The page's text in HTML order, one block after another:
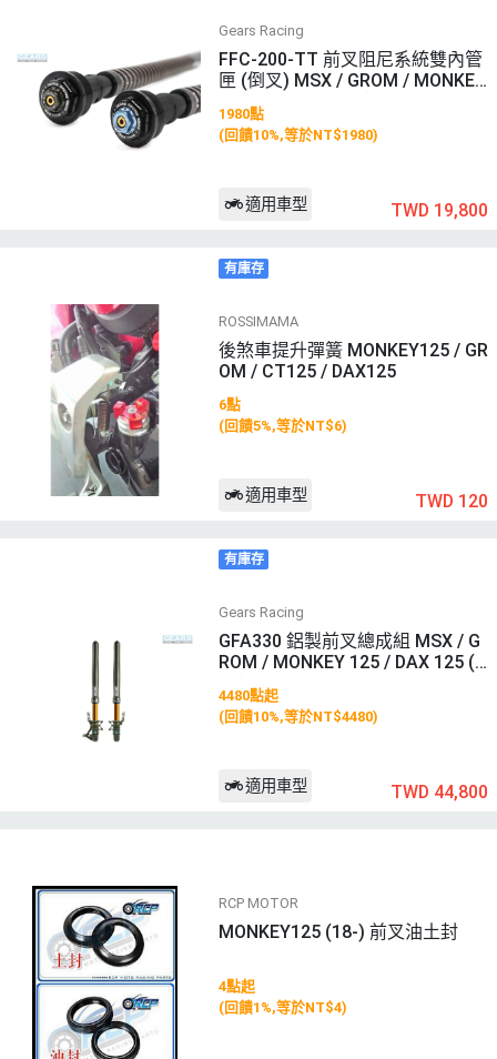
Gears Racing
FFC-200-TT 前叉阻尼系統雙內管
匣 (倒叉) MSX / GROM / MONKEY
125 / DAX125 (22-)
1980點
(回饋10%,等於NT$1980)
適用車型 TWD 19,800
有庫存
ROSSIMAMA
後煞車提升彈簧 MONKEY125 / GR
OM / CT125 / DAX125
6點
(回饋5%,等於NT$6)
適用車型 TWD 120
有庫存
Gears Racing
GFA330 鋁製前叉總成組 MSX / G
ROM / MONKEY 125 / DAX 125 (2
4480點起
(回饋10%,等於NT$4480)
適用車型 TWD 44,800
RCP MOTOR
MONKEY125 (18-) 前叉油土封
4點起
(回饋1%,等於NT$4)